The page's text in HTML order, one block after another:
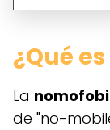
¿Qué
La
de "no-